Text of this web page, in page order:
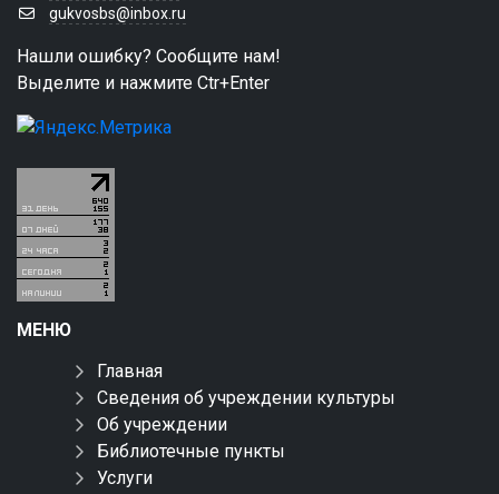
gukvosbs@inbox.ru
Нашли ошибку? Сообщите нам!
Выделите и нажмите Ctr+Enter
МЕНЮ
Главная
Сведения об учреждении культуры
Об учреждении
Библиотечные пункты
Услуги